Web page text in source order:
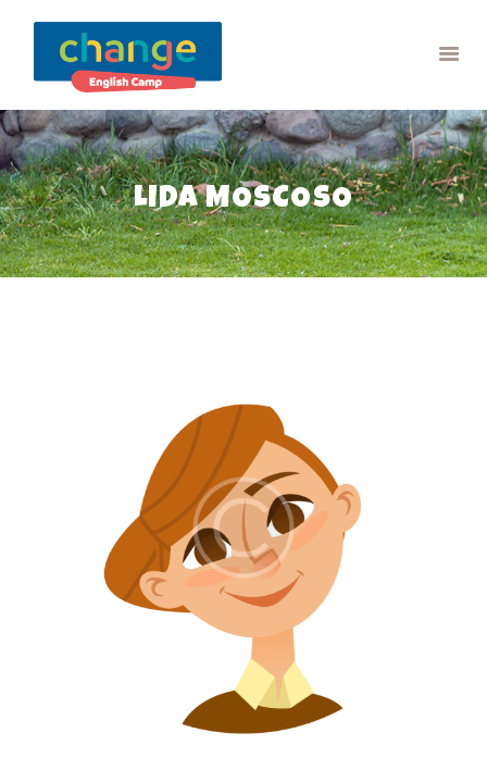
LIDA MOSCOSO
INICIO
EL CAMPAMENTO
PICS DE NUESTROS
CAMPS
LONCHERA
GUÍA
CONTACTO